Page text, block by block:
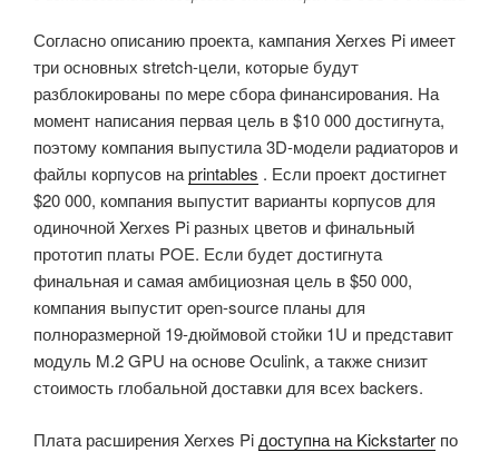
Согласно описанию проекта, кампания Xerxes Pi имеет
три основных stretch-цели, которые будут
разблокированы по мере сбора финансирования. На
момент написания первая цель в $10 000 достигнута,
поэтому компания выпустила 3D-модели радиаторов и
файлы корпусов наprintables . Если проект достигнет
$20 000, компания выпустит варианты корпусов для
одиночной Xerxes Pi разных цветов и финальный
прототип платы POE. Если будет достигнута
финальная и самая амбициозная цель в $50 000,
компания выпустит open-source планы для
полноразмерной 19-дюймовой стойки 1U и представит
модуль M.2 GPU на основе Oculink, а также снизит
стоимость глобальной доставки для всех backers.
Плата расширения Xerxes Pi доступна на Kickstarter по